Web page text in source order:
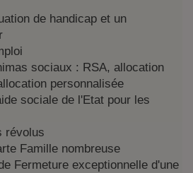
de handicap et un
sociaux : RSA, allocation
personnalisée
sociale de l'Etat pour les
révolus
Famille nombreuse
Fermeture exceptionnelle d'une